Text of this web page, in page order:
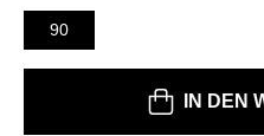
90
IN DEN